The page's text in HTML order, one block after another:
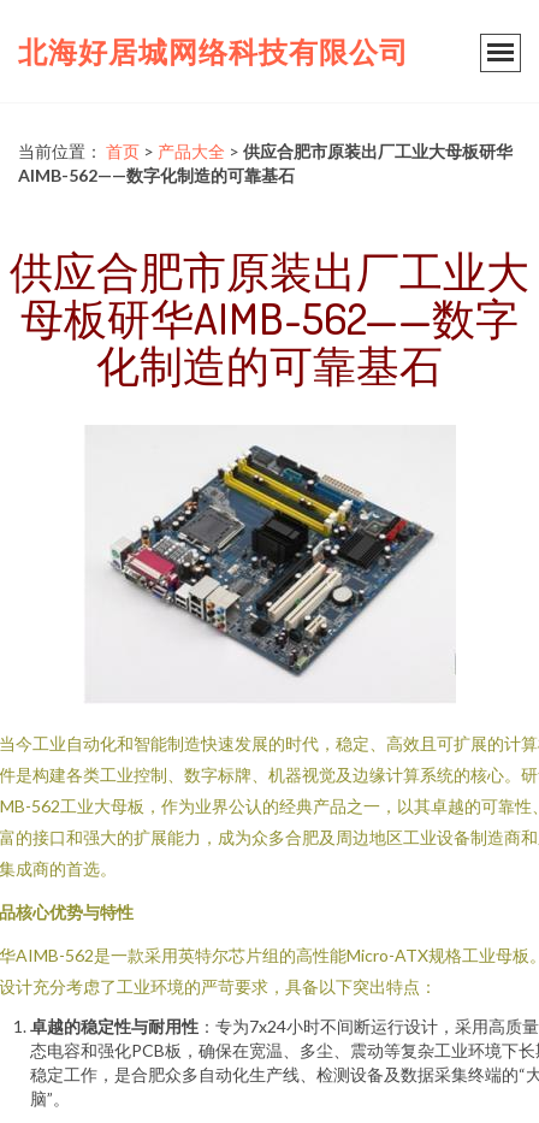
北海好居城网络科技有限公司
当前位置： 首页 > 产品大全 > 供应合肥市原装出厂工业大母板研华
AIMB-562——数字化制造的可靠基石
供应合肥市原装出厂工业大
母板研华AIMB-562——数字
化制造的可靠基石
今工业自动化和智能制造快速发展的时代，稳定、高效且可扩展的计
是构建各类工业控制、数字标牌、机器视觉及边缘计算系统的核心。
562工业大母板，作为业界公认的经典产品之一，以其卓越的可靠性
的接口和强大的扩展能力，成为众多合肥及周边地区工业设备制造商
成商的首选。
核心优势与特性
AIMB-562是一款采用英特尔芯片组的高性能Micro-ATX规格工业母板
计充分考虑了工业环境的严苛要求，具备以下突出特点：
卓越的稳定性与耐用性 ：专为7x24小时不间断运行设计，采用高质
态电容和强化PCB板，确保在宽温、多尘、震动等复杂工业环境下长
稳定工作，是合肥众多自动化生产线、检测设备及数据采集终端的“
脑”。